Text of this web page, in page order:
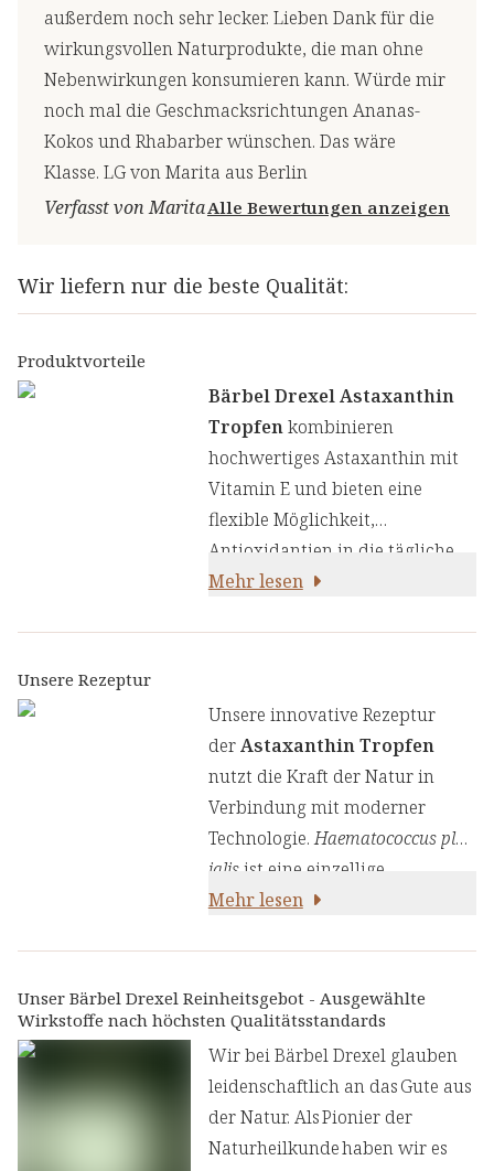
außerdem noch sehr lecker. Lieben Dank für die
wirkungsvollen Naturprodukte, die man ohne
Nebenwirkungen konsumieren kann. Würde mir
noch mal die Geschmacksrichtungen Ananas-
Kokos und Rhabarber wünschen. Das wäre
Klasse. LG von Marita aus Berlin
Verfasst von MaritaAlle Bewertungen anzeigen
Wir liefern nur die beste Qualität:
Produktvorteile
Bärbel Drexel Astaxanthin
Tropfenkombinieren
hochwertiges Astaxanthin mit
Vitamin E und bieten eine
flexible Möglichkeit,
Antioxidantien in die tägliche
Ernährung einzubinden.
Mehr lesen
Unsere Rezeptur
Unsere innovative Rezeptur
derAstaxanthin Tropfen
nutzt die Kraft der Natur in
Verbindung mit moderner
Technologie.Haematococcus pluv
ialisist eine einzellige
mikroskopische Grünalge, die in
vorkommt. Sie produziert den
Farbstoff Astaxanthin als
Schutzmechanismus gegen
Umweltstressfaktoren wie UV-
Strahlung, hohe Temperaturen
und Nährstoffmangel – und
Mehr lesen
Unser Bärbel Drexel Reinheitsgebot - Ausgewählte
Wirkstoffe nach höchsten Qualitätsstandards
Wir bei Bärbel Drexel glauben
leidenschaftlich an das Gute aus
der Natur. Als Pionier der
Naturheilkunde haben wir es